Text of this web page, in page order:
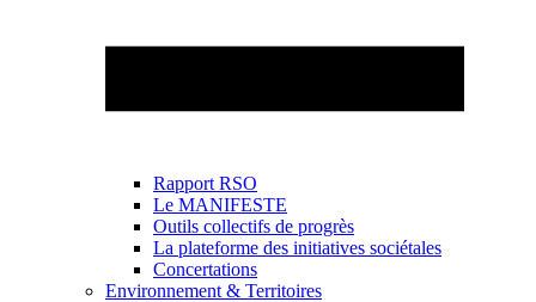
Rapport RSO
Le MANIFESTE
Outils collectifs de progrès
La plateforme des initiatives sociétales
Concertations
Environnement & Territoires